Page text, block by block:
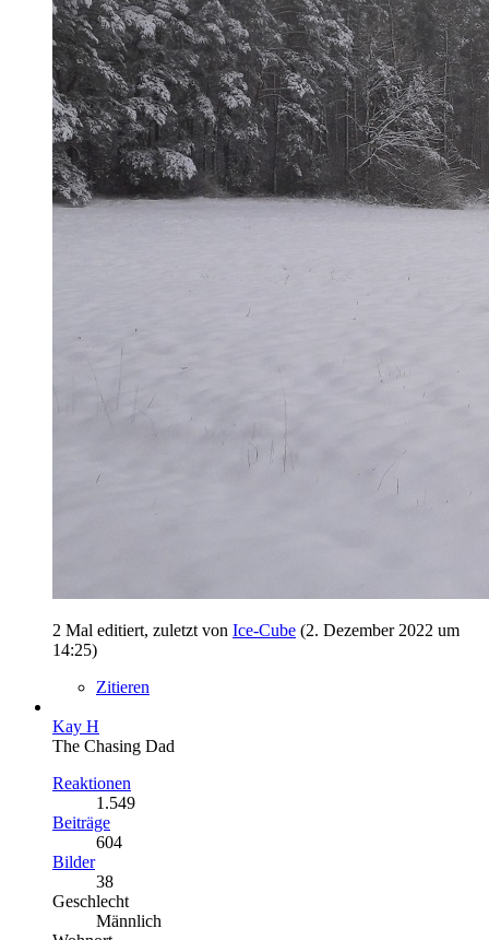
2 Mal editiert, zuletzt von Ice-Cube (2. Dezember 2022 um
14:25)
Zitieren
Kay H
The Chasing Dad
Reaktionen
1.549
Beiträge
604
Bilder
38
Geschlecht
Männlich